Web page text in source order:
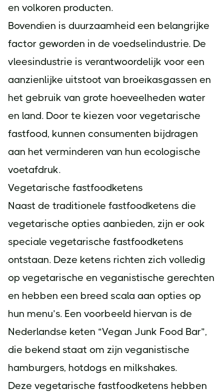
en volkoren producten.
Bovendien is duurzaamheid een belangrijke
factor geworden in de voedselindustrie. De
vleesindustrie is verantwoordelijk voor een
aanzienlijke uitstoot van broeikasgassen en
het gebruik van grote hoeveelheden water
en land. Door te kiezen voor vegetarische
fastfood, kunnen consumenten bijdragen
aan het verminderen van hun ecologische
voetafdruk.
Vegetarische fastfoodketens
Naast de traditionele fastfoodketens die
vegetarische opties aanbieden, zijn er ook
speciale vegetarische fastfoodketens
ontstaan. Deze ketens richten zich volledig
op vegetarische en veganistische gerechten
en hebben een breed scala aan opties op
hun menu’s. Een voorbeeld hiervan is de
Nederlandse keten “Vegan Junk Food Bar”,
die bekend staat om zijn veganistische
hamburgers, hotdogs en milkshakes.
Deze vegetarische fastfoodketens hebben